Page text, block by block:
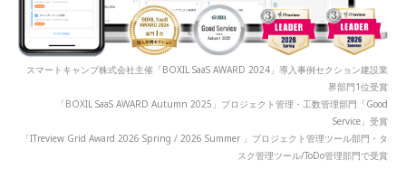
スマートキャンプ株式会社主催「BOXIL SaaS AWARD 2024」導入事例セクション建設業
界部門1位受賞
「BOXIL SaaS AWARD Autumn 2025」プロジェクト管理・工数管理部門「Good
Service」受賞
「ITreview Grid Award 2026 Spring / 2026 Summer 」プロジェクト管理ツール部門・タ
スク管理ツール/ToDo管理部門で受賞